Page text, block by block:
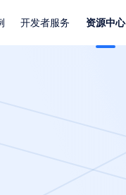
开发者服务 资源中心